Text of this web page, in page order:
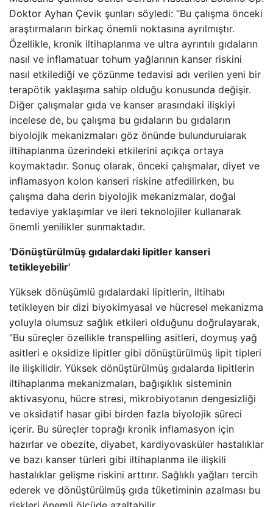
Doktor Ayhan Çevik şunları söyledi: “Bu çalışma önceki
araştırmaların birkaç önemli noktasına ayrılmıştır.
Özellikle, kronik iltihaplanma ve ultra ayrıntılı gıdaların
nasıl ve inflamatuar tohum yağlarının kanser riskini
nasıl etkilediği ve çözünme tedavisi adı verilen yeni bir
terapötik yaklaşıma sahip olduğu konusunda değişir.
Diğer çalışmalar gıda ve kanser arasındaki ilişkiyi
incelese de, bu çalışma bu gıdaların bu gıdaların
biyolojik mekanizmaları göz önünde bulundurularak
iltihaplanma üzerindeki etkilerini açıkça ortaya
koymaktadır. Sonuç olarak, önceki çalışmalar, diyet ve
inflamasyon kolon kanseri riskine atfedilirken, bu
çalışma daha derin biyolojik mekanizmalar, doğal
tedaviye yaklaşımlar ve ileri teknolojiler kullanarak
önemli yenilikler sunmaktadır.
‘Dönüştürülmüş gıdalardaki lipitler kanseri
tetikleyebilir’
Yüksek dönüşümlü gıdalardaki lipitlerin, iltihabı
tetikleyen bir dizi biyokimyasal ve hücresel mekanizma
yoluyla olumsuz sağlık etkileri olduğunu doğrulayarak,
“Bu süreçler özellikle transpelling asitleri, doymuş yağ
asitleri e oksidize lipitler gibi dönüştürülmüş lipit tipleri
ile ilişkilidir. Yüksek dönüştürülmüş gıdalarda lipitlerin
iltihaplanma mekanizmaları, bağışıklık sisteminin
aktivasyonu, hücre stresi, mikrobiyotanın dengesizliği
ve oksidatif hasar gibi birden fazla biyolojik süreci
içerir. Bu süreçler toprağı kronik inflamasyon için
hazırlar ve obezite, diyabet, kardiyovasküler hastalıklar
ve bazı kanser türleri gibi iltihaplanma ile ilişkili
hastalıklar gelişme riskini arttırır. Sağlıklı yağları tercih
ederek ve dönüştürülmüş gıda tüketiminin azalması bu